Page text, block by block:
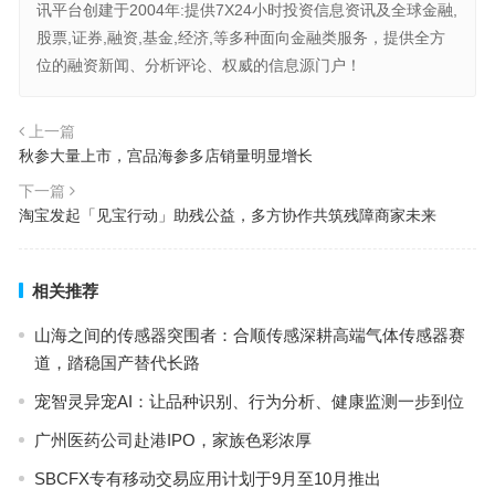
讯平台创建于2004年:提供7X24小时投资信息资讯及全球金融,
股票,证券,融资,基金,经济,等多种面向金融类服务，提供全方
位的融资新闻、分析评论、权威的信息源门户！
上一篇
秋参大量上市，宫品海参多店销量明显增长
下一篇
淘宝发起「见宝行动」助残公益，多方协作共筑残障商家未来
相关推荐
山海之间的传感器突围者：合顺传感深耕高端气体传感器赛
道，踏稳国产替代长路
宠智灵异宠AI：让品种识别、行为分析、健康监测一步到位
广州医药公司赴港IPO，家族色彩浓厚
SBCFX专有移动交易应用计划于9月至10月推出